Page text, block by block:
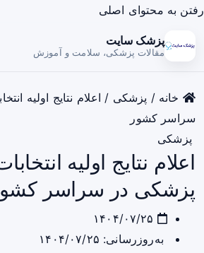
رفتن به محتوای اصلی
پزشک سایت
مقالات پزشکی، سلامت و آموزش
خانه / پزشکی / اعلام نتایج اولیه
سراسر کشور
پزشکی
اعلام نتایج اولیه
پزشکی در سراسر
به‌روزرسانی: ۱۴۰۴/۰۷/۲۵